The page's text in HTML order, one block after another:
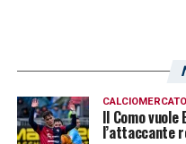
CALCIOMERCATO
Il Como
l’attaccante